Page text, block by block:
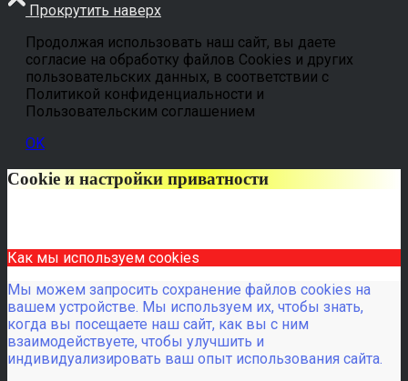
Прокрутить наверх
Продолжая использовать наш сайт, вы даете
согласие на обработку файлов Cookies и других
пользовательских данных, в соответствии с
Политикой конфиденциальности и
Пользовательским соглашением
OK
Cookie и настройки приватности
Как мы используем cookies
Мы можем запросить сохранение файлов cookies на
вашем устройстве. Мы используем их, чтобы знать,
когда вы посещаете наш сайт, как вы с ним
взаимодействуете, чтобы улучшить и
индивидуализировать ваш опыт использования сайта.